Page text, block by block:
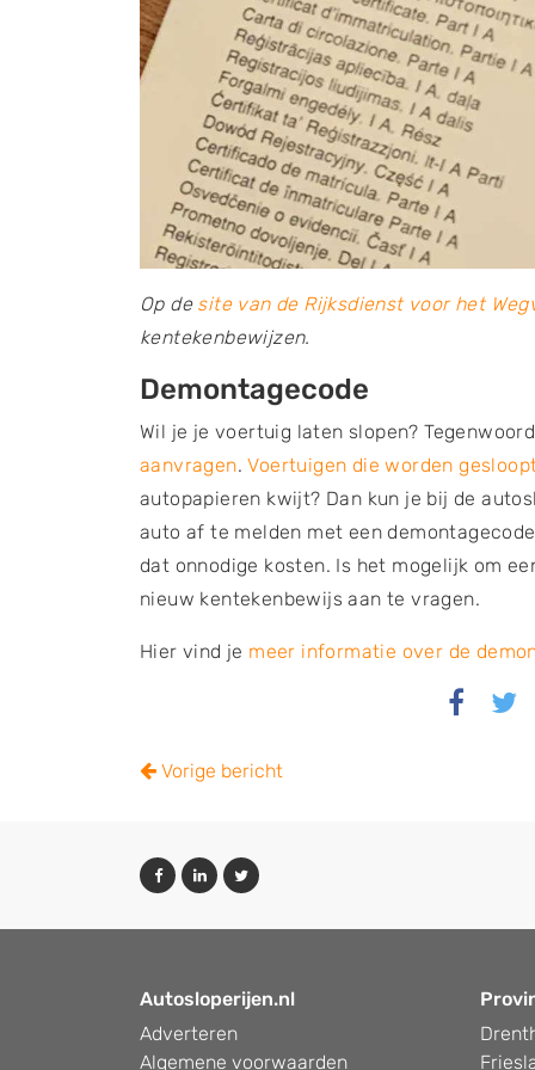
Op de site van de Rijksdienst voor het
kentekenbewijzen.
Demontagecode
Wil je je voertuig laten slopen?
aanvragen.Voertuigen die worden
autopapieren kwijt? Dan kun je bij de
auto af te melden met een
dat onnodige kosten. Is het mogelijk om
nieuw kentekenbewijs aan te vragen.
Hier vind je meer informatie over de
Delen
Vorige bericht
Autosloperijen.nl
Adverteren
Algemene voorwaarden